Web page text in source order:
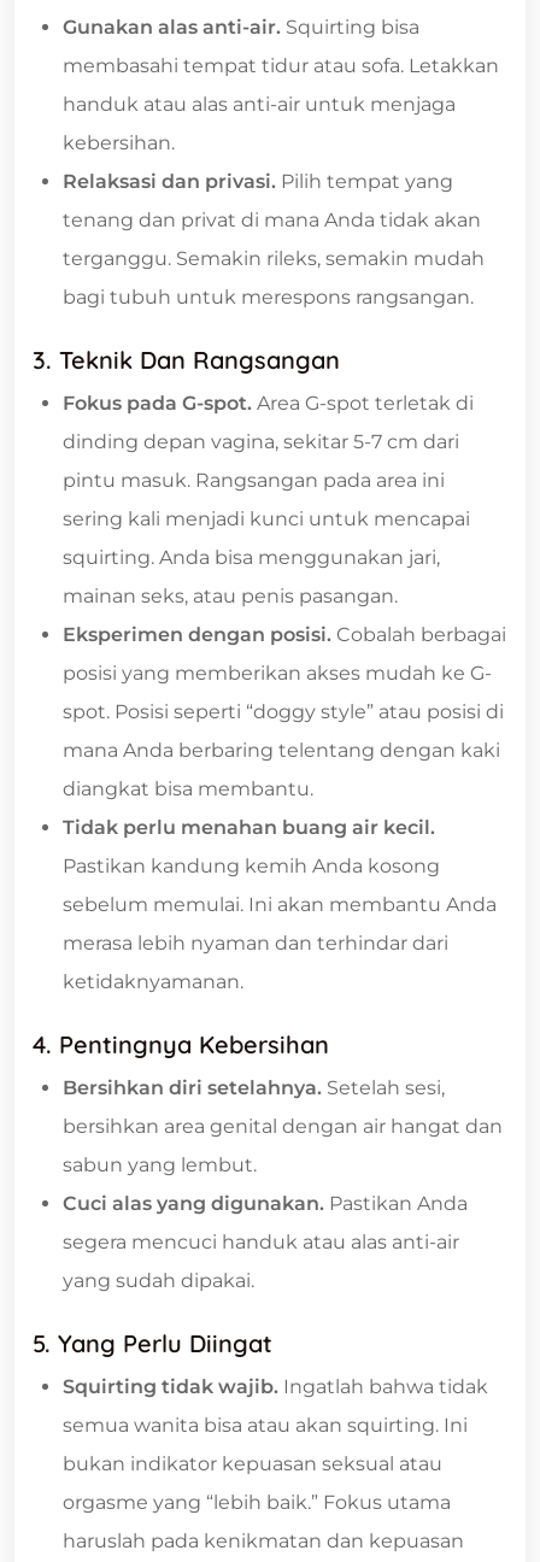
Gunakan alas anti-air. Squirting bisa
membasahi tempat tidur atau sofa. Letakkan
handuk atau alas anti-air untuk menjaga
kebersihan.
Relaksasi dan privasi. Pilih tempat yang
tenang dan privat di mana Anda tidak akan
terganggu. Semakin rileks, semakin mudah
bagi tubuh untuk merespons rangsangan.
3. Teknik Dan Rangsangan
Fokus pada G-spot. Area G-spot terletak di
dinding depan vagina, sekitar 5-7 cm dari
pintu masuk. Rangsangan pada area ini
sering kali menjadi kunci untuk mencapai
squirting. Anda bisa menggunakan jari,
mainan seks, atau penis pasangan.
Eksperimen dengan posisi. Cobalah berbagai
posisi yang memberikan akses mudah ke G-
spot. Posisi seperti “doggy style” atau posisi di
mana Anda berbaring telentang dengan kaki
diangkat bisa membantu.
Tidak perlu menahan buang air kecil.
Pastikan kandung kemih Anda kosong
sebelum memulai. Ini akan membantu Anda
merasa lebih nyaman dan terhindar dari
ketidaknyamanan.
4. Pentingnya Kebersihan
Bersihkan diri setelahnya. Setelah sesi,
bersihkan area genital dengan air hangat dan
sabun yang lembut.
Cuci alas yang digunakan. Pastikan Anda
segera mencuci handuk atau alas anti-air
yang sudah dipakai.
5. Yang Perlu Diingat
Squirting tidak wajib. Ingatlah bahwa tidak
semua wanita bisa atau akan squirting. Ini
bukan indikator kepuasan seksual atau
orgasme yang “lebih baik.” Fokus utama
haruslah pada kenikmatan dan kepuasan